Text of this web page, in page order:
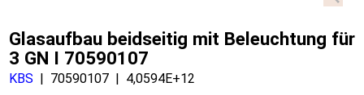
Glasaufbau beidseitig mit Beleuchtung für
3 GN I 70590107
KBS 70590107
4,0594E+12